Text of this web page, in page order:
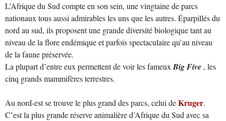
L’Afrique du Sud compte en son sein, une vingtaine de parcs
nationaux tous aussi admirables les uns que les autres. Éparpillés du
nord au sud, ils proposent une grande diversité biologique tant au
niveau de la flore endémique et parfois spectaculaire qu’au niveau
de la faune préservée.
La plupart d’entre eux permettent de voir les fameux Big Five , les
cinq grands mammifères terrestres.
Au nord-est se trouve le plus grand des parcs, celui deKruger.
C’est la plus grande réserve animalière d’Afrique du Sud avec sa